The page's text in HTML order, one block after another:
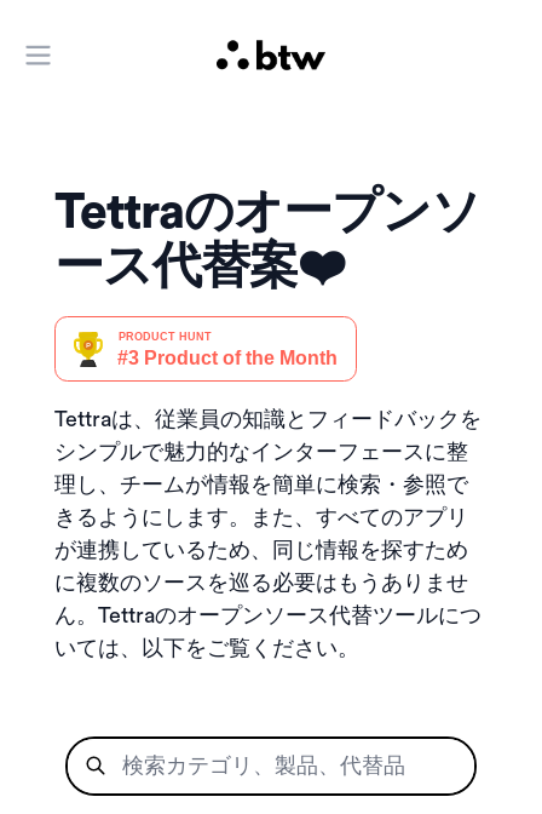
メインメニューを開く
Tettraのオープンソ
ース代替案❤️
Tettraは、従業員の知識とフィードバックを
シンプルで魅力的なインターフェースに整
理し、チームが情報を簡単に検索・参照で
きるようにします。また、すべてのアプリ
が連携しているため、同じ情報を探すため
に複数のソースを巡る必要はもうありませ
ん。Tettraのオープンソース代替ツールにつ
いては、以下をご覧ください。